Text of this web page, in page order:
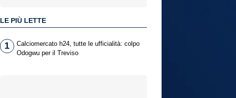
LE PIÙ LETTE
1
Calciomercato h24, tutte le ufficialità: colpo
Odogwu per il Treviso